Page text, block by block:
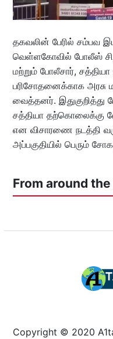
தகவலின் பேரில் சம்பவ
வெள்ளகோவில் போலீஸ்
மற்றும் போலீசார், சத்தியா
பரிசோதனைக்காக அரசு
வைத்தனர். இதுகுறித்து
சத்தியா தற்கொலைக்கு
என விசாரணை நடத்தி
அப்பகுதியில் பெரும்
From around
Copyright © 2020